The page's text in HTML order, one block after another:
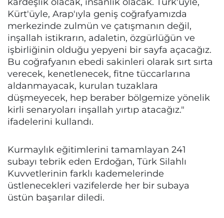
Kürt'üyle, Arap'ıyla geniş coğrafyamızda
merkezinde zulmün ve çatışmanın değil,
inşallah istikrarın, adaletin, özgürlüğün ve
işbirliğinin olduğu yepyeni bir sayfa açacağız.
Bu coğrafyanın ebedi sakinleri olarak sırt sırta
verecek, kenetlenecek, fitne tüccarlarına
aldanmayacak, kurulan tuzaklara
düşmeyecek, hep beraber bölgemize yönelik
kirli senaryoları inşallah yırtıp atacağız."
ifadelerini kullandı.
Kurmaylık eğitimlerini tamamlayan 241
subayı tebrik eden Erdoğan, Türk Silahlı
Kuvvetlerinin farklı kademelerinde
üstlenecekleri vazifelerde her bir subaya
üstün başarılar diledi.